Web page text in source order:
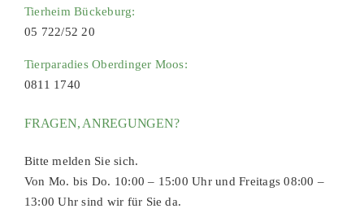
Tierheim Bückeburg:
05 722/52 20
Tierparadies Oberdinger Moos:
0811 1740
FRAGEN, ANREGUNGEN?
Bitte melden Sie sich.
Von Mo. bis Do. 10:00 – 15:00 Uhr und Freitags 08:00 –
13:00 Uhr sind wir für Sie da.